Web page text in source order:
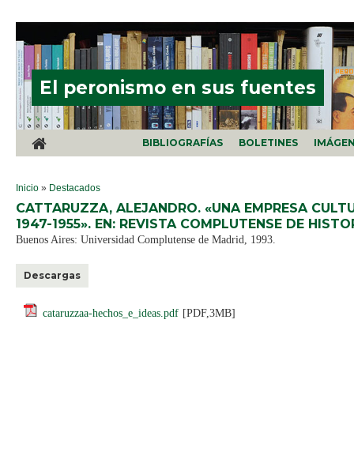
El peronismo en sus fuentes
BIBLIOGRAFÍAS BOLETINES
SE ENCUENTRA USTED AQUÍ
Inicio » Destacados
CATTARUZZA, ALEJANDRO. «UNA EMPRESA
1947-1955». EN: REVISTA COMPLUTENSE DE
Buenos Aires: Universidad Complutense de Madrid, 1993.
Descargas
cataruzzaa-hechos_e_ideas.pdf [PDF,3MB]